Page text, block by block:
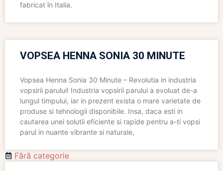
fabricat în Italia.
VOPSEA HENNA SONIA 30 MINUTE
Vopsea Henna Sonia 30 Minute – Revolutia in industria
vopsirii parului! Industria vopsirii parului a evoluat de-a
lungul timpului, iar in prezent exista o mare varietate de
produse si tehnologii disponibile. Insa, daca esti in
cautarea unei solutii eficiente si rapide pentru a-ti vopsi
parul in nuante vibrante si naturale,
Fără categorie